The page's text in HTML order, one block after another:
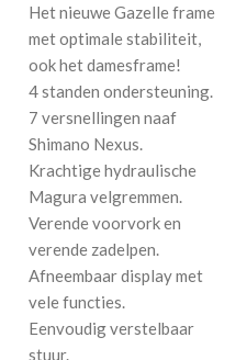
Het nieuwe Gazelle frame
met optimale stabiliteit,
ook het damesframe!
4 standen ondersteuning.
7 versnellingen naaf
Shimano Nexus.
Krachtige hydraulische
Magura velgremmen.
Verende voorvork en
verende zadelpen.
Afneembaar display met
vele functies.
Eenvoudig verstelbaar
stuur.